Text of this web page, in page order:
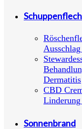
Dermatitis
CBD
Sonnenbrand